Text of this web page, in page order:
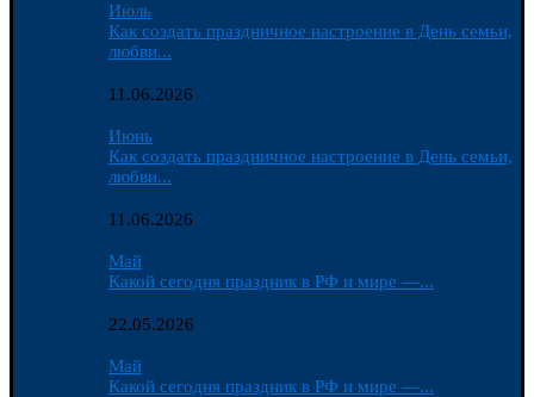
Июль
Как создать праздничное настроение в День семьи,
любви...
11.06.2026
Июнь
Как создать праздничное настроение в День семьи,
любви...
11.06.2026
Май
Какой сегодня праздник в РФ и мире —...
22.05.2026
Май
Какой сегодня праздник в РФ и мире —...